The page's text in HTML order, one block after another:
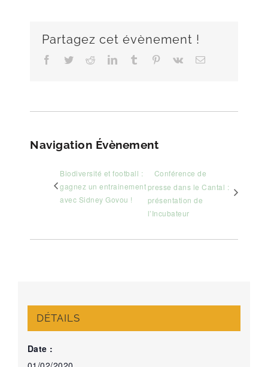
Partagez cet évènement !
Facebook
TwitterRedditLinkedInTumblr Pinterest
Vk Email
Navigation Évènement
Biodiversité et football :
gagnez un entrainement
avec Sidney Govou !
Conférence de
presse dans le Cantal :
présentation de
l’Incubateur
DÉTAILS
Date :